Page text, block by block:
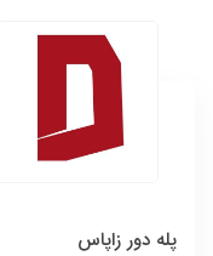
پله دور زاپاس